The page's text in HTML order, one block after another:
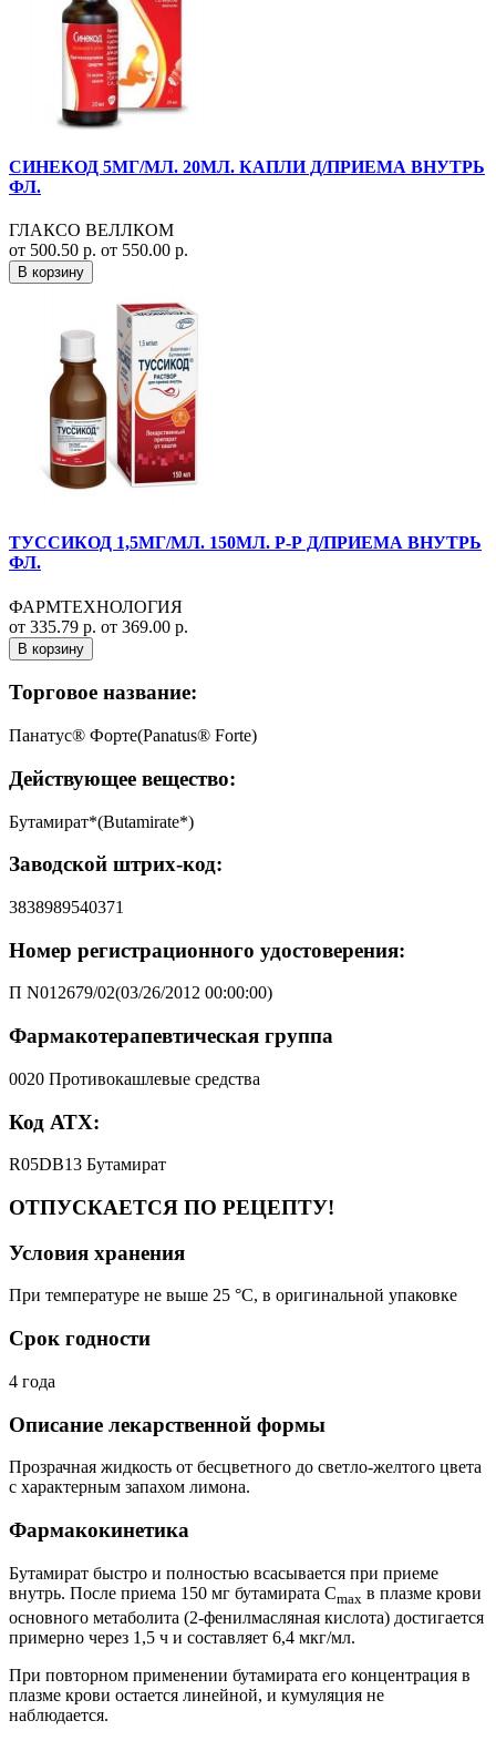
СИНЕКОД 5МГ/МЛ. 20МЛ. КАПЛИ Д/ПРИЕМА ВНУТРЬ
ФЛ.
ГЛАКСО ВЕЛЛКОМ
от 500.50 р. от 550.00 р.
В корзину
ТУССИКОД 1,5МГ/МЛ. 150МЛ. Р-Р Д/ПРИЕМА ВНУТРЬ
ФЛ.
ФАРМТЕХНОЛОГИЯ
от 335.79 р. от 369.00 р.
В корзину
Торговое название:
Панатус® Форте(Panatus® Forte)
Действующее вещество:
Бутамират*(Butamirate*)
Заводской штрих-код:
3838989540371
Номер регистрационного удостоверения:
П N012679/02(03/26/2012 00:00:00)
Фармакотерапевтическая группа
0020 Противокашлевые средства
Код АТХ:
R05DB13 Бутамират
ОТПУСКАЕТСЯ ПО РЕЦЕПТУ!
Условия хранения
При температуре не выше 25 °C, в оригинальной упаковке
Срок годности
4 года
Описание лекарственной формы
Прозрачная жидкость от бесцветного до светло-желтого цвета
с характерным запахом лимона.
Фармакокинетика
Бутамират быстро и полностью всасывается при приеме
внутрь. После приема 150 мг бутамирата Cmax в плазме крови
основного метаболита (2-фенилмасляная кислота) достигается
примерно через 1,5 ч и составляет 6,4 мкг/мл.
При повторном применении бутамирата его концентрация в
плазме крови остается линейной, и кумуляция не
наблюдается.